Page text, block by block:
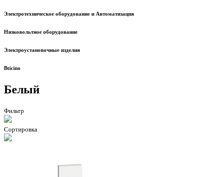
Электротехническое оборудование и Автоматизация
Низковольтное оборудование
Электроустановочные изделия
Bticino
Белый
Фильтр
Сортировка